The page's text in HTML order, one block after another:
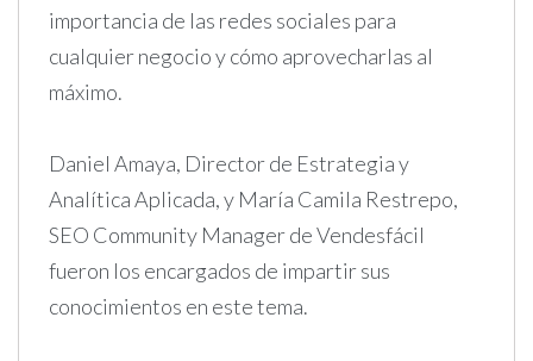
importancia de las redes sociales para
cualquier negocio y cómo aprovecharlas al
máximo.
Daniel Amaya, Director de Estrategia y
Analítica Aplicada, y María Camila Restrepo,
SEO Community Manager de Vendesfácil
fueron los encargados de impartir sus
conocimientos en este tema.